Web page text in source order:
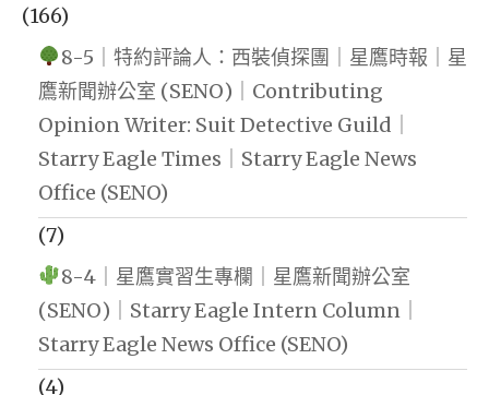
(166)
8-5｜特約評論人：西裝偵探團｜星鷹時報｜星
鷹新聞辦公室 (SENO)｜Contributing
Opinion Writer: Suit Detective Guild｜
Starry Eagle Times｜Starry Eagle News
Office (SENO)
(7)
8-4｜星鷹實習生專欄｜星鷹新聞辦公室
(SENO)｜Starry Eagle Intern Column｜
Starry Eagle News Office (SENO)
(4)